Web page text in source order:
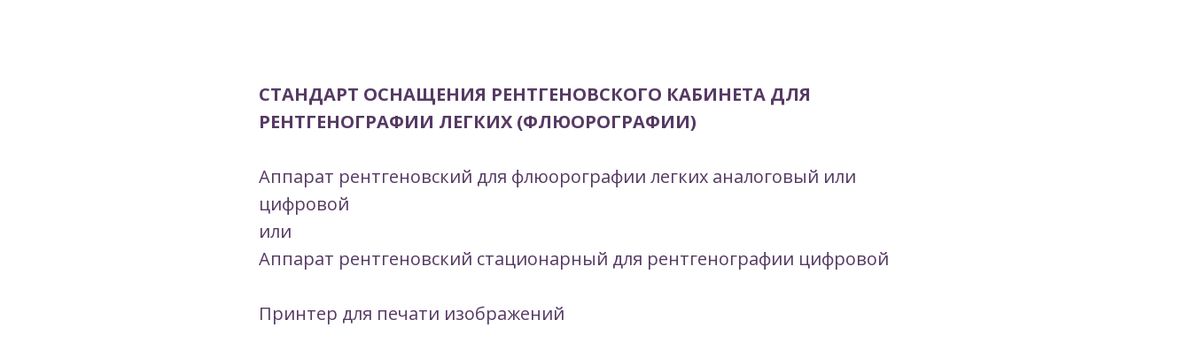
СТАНДАРТ ОСНАЩЕНИЯ РЕНТГЕНОВСКОГО КАБИНЕТА ДЛЯ
РЕНТГЕНОГРАФИИ ЛЕГКИХ (ФЛЮОРОГРАФИИ)
Аппарат рентгеновский для флюорографии легких аналоговый или
цифровой
или
Аппарат рентгеновский стационарный для рентгенографии цифровой
Принтер для печати изображений